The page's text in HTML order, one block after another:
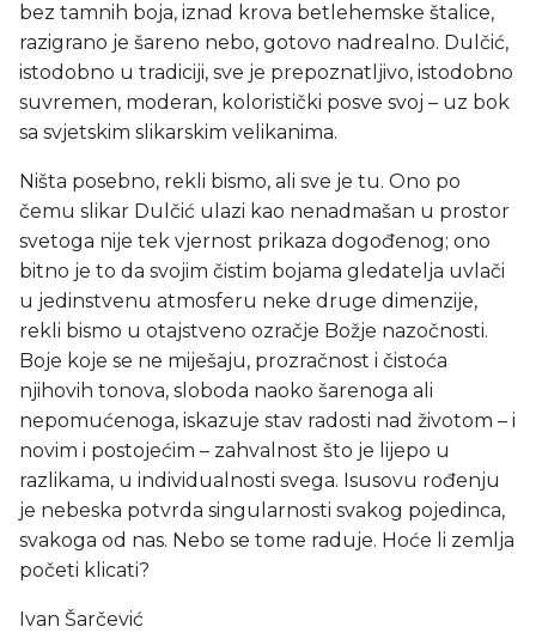
bez tamnih boja, iznad krova betlehemske štalice,
razigrano je šareno nebo, gotovo nadrealno. Dulčić,
istodobno u tradiciji, sve je prepoznatljivo, istodobno
suvremen, moderan, koloristički posve svoj – uz bok
sa svjetskim slikarskim velikanima.
Ništa posebno, rekli bismo, ali sve je tu. Ono po
čemu slikar Dulčić ulazi kao nenadmašan u prostor
svetoga nije tek vjernost prikaza dogođenog; ono
bitno je to da svojim čistim bojama gledatelja uvlači
u jedinstvenu atmosferu neke druge dimenzije,
rekli bismo u otajstveno ozračje Božje nazočnosti.
Boje koje se ne miješaju, prozračnost i čistoća
njihovih tonova, sloboda naoko šarenoga ali
nepomućenoga, iskazuje stav radosti nad životom – i
novim i postojećim – zahvalnost što je lijepo u
razlikama, u individualnosti svega. Isusovu rođenju
je nebeska potvrda singularnosti svakog pojedinca,
svakoga od nas. Nebo se tome raduje. Hoće li zemlja
početi klicati?
Ivan Šarčević